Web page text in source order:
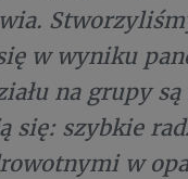
w wyniku
na grupy
się: szybkie
w